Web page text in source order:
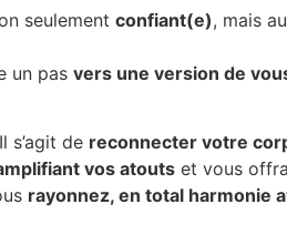
seulement confiant(e), mais
un pas vers une version de
s’agit de reconnecter votre
vos atouts et vous
rayonnez, en total harmonie